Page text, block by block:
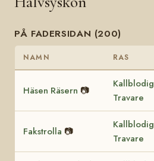
PÅ FADERSIDAN (200)
NAMN RAS
Häsen Räsern 📷
Kallblodig
Travare
Fakstrolla 📷
Kallblodig
Travare